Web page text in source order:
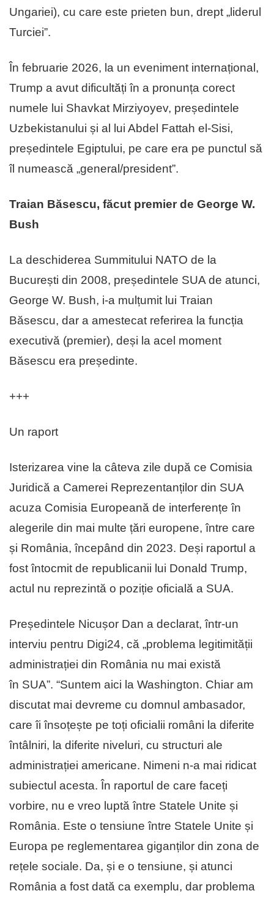
Ungariei), cu care este prieten bun, drept „liderul
Turciei”.
În februarie 2026, la un eveniment internațional,
Trump a avut dificultăți în a pronunța corect
numele lui Shavkat Mirziyoyev, președintele
Uzbekistanului și al lui Abdel Fattah el-Sisi,
președintele Egiptului, pe care era pe punctul să
îl numească „general/president”.
Traian Băsescu, făcut premier de George W.
Bush
La deschiderea Summitului NATO de la
București din 2008, președintele SUA de atunci,
George W. Bush, i-a mulțumit lui Traian
Băsescu, dar a amestecat referirea la funcția
executivă (premier), deși la acel moment
Băsescu era președinte.
+++
Un raport
Isterizarea vine la câteva zile după ce Comisia
Juridică a Camerei Reprezentanților din SUA
acuza Comisia Europeană de interferențe în
alegerile din mai multe țări europene, între care
și România, începând din 2023. Deși raportul a
fost întocmit de republicanii lui Donald Trump,
actul nu reprezintă o poziție oficială a SUA.
Președintele Nicușor Dan a declarat, într-un
interviu pentru Digi24, că „problema legitimității
administrației din România nu mai există
în SUA”. “Suntem aici la Washington. Chiar am
discutat mai devreme cu domnul ambasador,
care îi însoțește pe toți oficialii români la diferite
întâlniri, la diferite niveluri, cu structuri ale
administrației americane. Nimeni n-a mai ridicat
subiectul acesta. În raportul de care faceți
vorbire, nu e vreo luptă între Statele Unite și
România. Este o tensiune între Statele Unite și
Europa pe reglementarea giganților din zona de
rețele sociale. Da, și e o tensiune, și atunci
România a fost dată ca exemplu, dar problema